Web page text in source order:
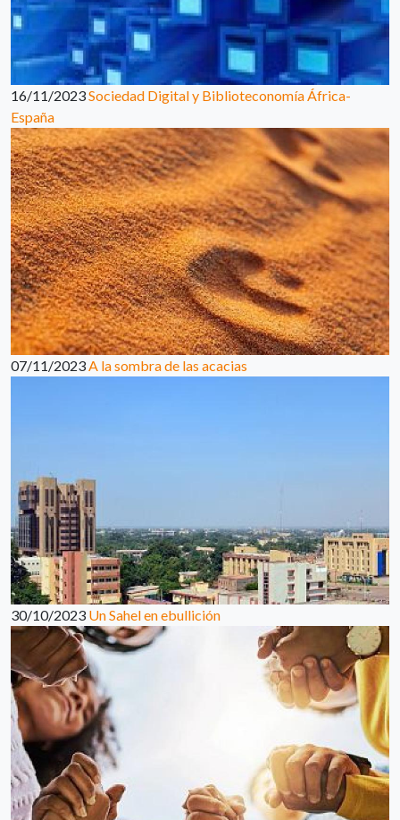
16/11/2023Sociedad Digital y Biblioteconomía África-
España
07/11/2023A la sombra de las acacias
30/10/2023 Un Sahel en ebullición